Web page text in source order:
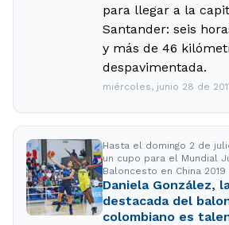
para llegar a la
Santander: seis
y más de 46
despavimentada.
miércoles, junio 28 de
Hasta el domingo 2 de
un cupo para el Mundial
Baloncesto en China 2019
Daniela González,
destacada del
colombiano es